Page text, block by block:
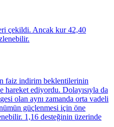
çekildi. Ancak kur 42,40
faiz indirim beklentilerinin
hareket ediyordu. Dolayısıyla da
olan aynı zamanda orta vadeli
güçlenmesi için öne
1,16 desteğinin üzerinde